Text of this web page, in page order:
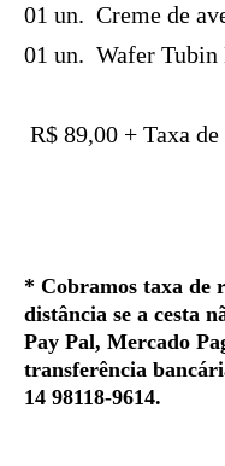
01 un. Creme de
01 un. Wafer Tubin
R$ 89,00 + Taxa de
* Cobramos taxa de
distância se a cesta
Pay Pal, Mercado
transferência
14 98118-9614.